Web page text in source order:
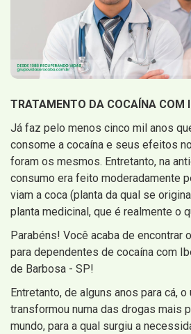
TRATAMENTO DA COCAÍNA COM
Já faz pelo menos cinco mil anos
consome a cocaína e seus efeitos
foram os mesmos. Entretanto, na
consumo era feito moderadamente
viam a coca (planta da qual se
planta medicinal, que é realmente o
Parabéns! Você acaba de encontrar
para dependentes de cocaína com
de Barbosa - SP!
Entretanto, de alguns anos para cá,
transformou numa das drogas mais
mundo, para a qual surgiu a